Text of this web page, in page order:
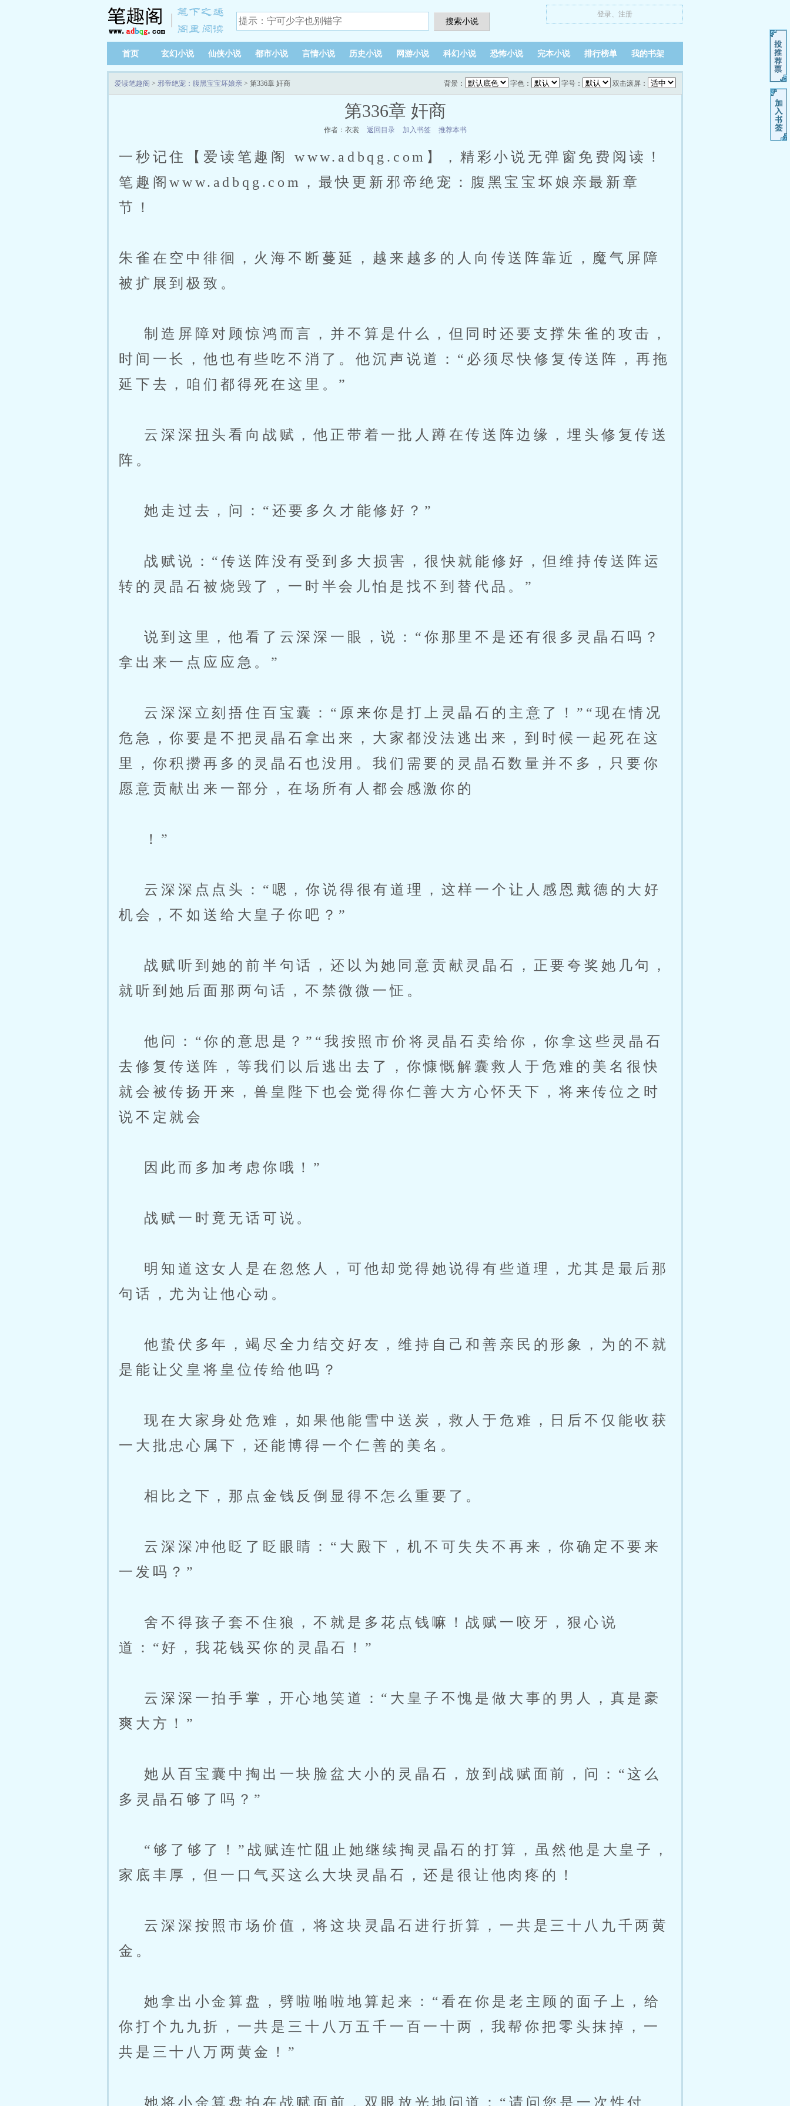
搜索小说
登录、 注册
首页 玄幻小说 仙侠小说 都市小说 言情小说 历史小说 网游小说 科幻小说 恐怖小说 完本小说 排行榜单 我的书架
背景： 字色： 字号： 双击滚屏：
爱读笔趣阁 > 邪帝绝宠：腹黑宝宝坏娘亲 > 第336章 奸商
第336章 奸商
作者：衣裳 返回目录 加入书签 推荐本书
一秒记住【爱读笔趣阁 www.adbqg.com】，精彩小说无弹窗免费阅读！
笔趣阁www.adbqg.com，最快更新邪帝绝宠：腹黑宝宝坏娘亲最新章
节！
朱雀在空中徘徊，火海不断蔓延，越来越多的人向传送阵靠近，魔气屏障
被扩展到极致。
制造屏障对顾惊鸿而言，并不算是什么，但同时还要支撑朱雀的攻击，
时间一长，他也有些吃不消了。他沉声说道：“必须尽快修复传送阵，再拖
延下去，咱们都得死在这里。”
云深深扭头看向战赋，他正带着一批人蹲在传送阵边缘，埋头修复传送
阵。
她走过去，问：“还要多久才能修好？”
战赋说：“传送阵没有受到多大损害，很快就能修好，但维持传送阵运
转的灵晶石被烧毁了，一时半会儿怕是找不到替代品。”
说到这里，他看了云深深一眼，说：“你那里不是还有很多灵晶石吗？
拿出来一点应应急。”
云深深立刻捂住百宝囊：“原来你是打上灵晶石的主意了！”“现在情况
危急，你要是不把灵晶石拿出来，大家都没法逃出来，到时候一起死在这
里，你积攒再多的灵晶石也没用。我们需要的灵晶石数量并不多，只要你
愿意贡献出来一部分，在场所有人都会感激你的
！”
云深深点点头：“嗯，你说得很有道理，这样一个让人感恩戴德的大好
机会，不如送给大皇子你吧？”
战赋听到她的前半句话，还以为她同意贡献灵晶石，正要夸奖她几句，
就听到她后面那两句话，不禁微微一怔。
他问：“你的意思是？”“我按照市价将灵晶石卖给你，你拿这些灵晶石
去修复传送阵，等我们以后逃出去了，你慷慨解囊救人于危难的美名很快
就会被传扬开来，兽皇陛下也会觉得你仁善大方心怀天下，将来传位之时
说不定就会
因此而多加考虑你哦！”
战赋一时竟无话可说。
明知道这女人是在忽悠人，可他却觉得她说得有些道理，尤其是最后那
句话，尤为让他心动。
他蛰伏多年，竭尽全力结交好友，维持自己和善亲民的形象，为的不就
是能让父皇将皇位传给他吗？
现在大家身处危难，如果他能雪中送炭，救人于危难，日后不仅能收获
一大批忠心属下，还能博得一个仁善的美名。
相比之下，那点金钱反倒显得不怎么重要了。
云深深冲他眨了眨眼睛：“大殿下，机不可失失不再来，你确定不要来
一发吗？”
舍不得孩子套不住狼，不就是多花点钱嘛！战赋一咬牙，狠心说
道：“好，我花钱买你的灵晶石！”
云深深一拍手掌，开心地笑道：“大皇子不愧是做大事的男人，真是豪
爽大方！”
她从百宝囊中掏出一块脸盆大小的灵晶石，放到战赋面前，问：“这么
多灵晶石够了吗？”
“够了够了！”战赋连忙阻止她继续掏灵晶石的打算，虽然他是大皇子，
家底丰厚，但一口气买这么大块灵晶石，还是很让他肉疼的！
云深深按照市场价值，将这块灵晶石进行折算，一共是三十八九千两黄
金。
她拿出小金算盘，劈啦啪啦地算起来：“看在你是老主顾的面子上，给
你打个九九折，一共是三十八万五千一百一十两，我帮你把零头抹掉，一
共是三十八万两黄金！”
她将小金算盘拍在战赋面前，双眼放光地问道：“请问您是一次性付